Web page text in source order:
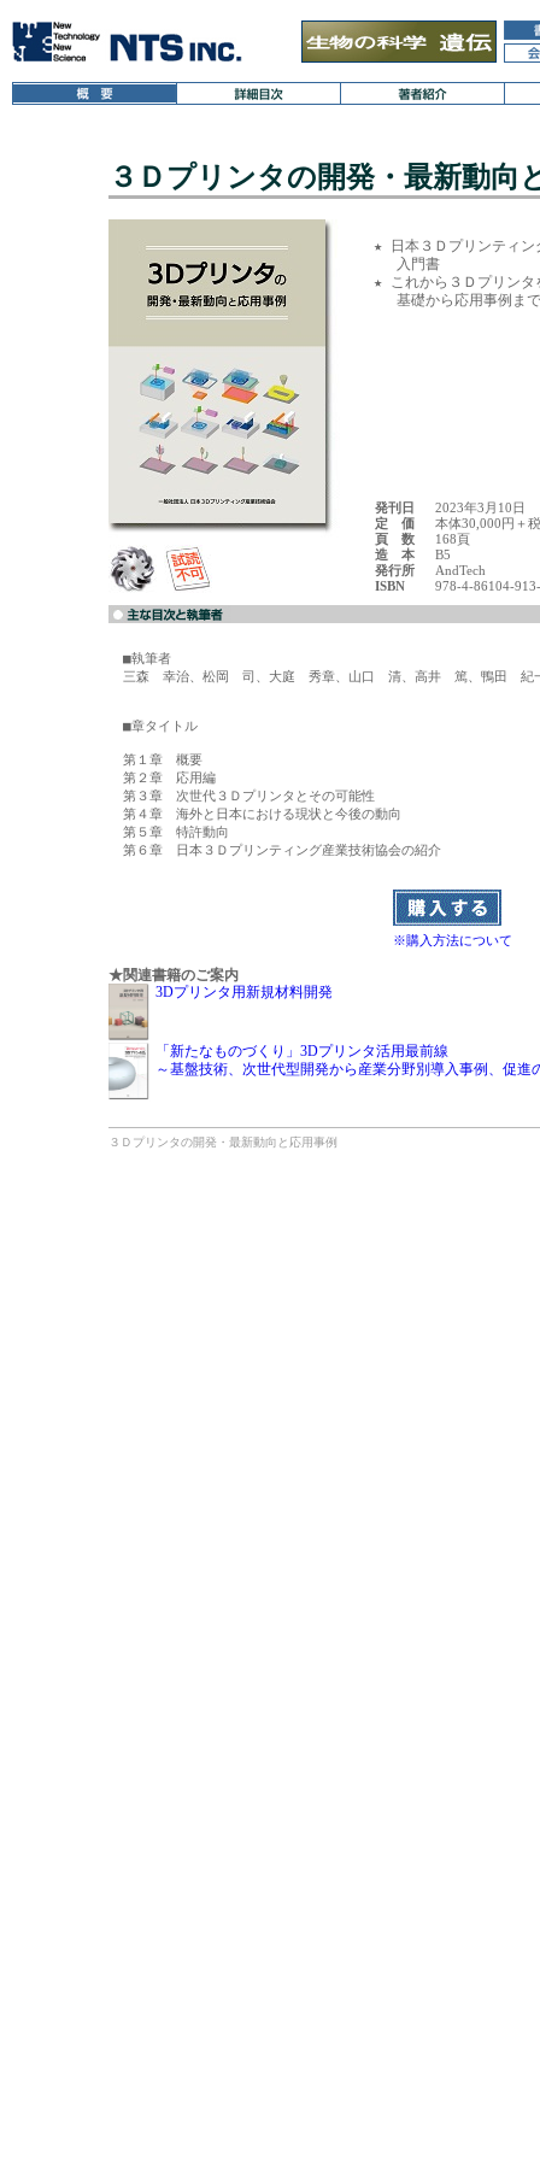
３Ｄプリンタの開発・最新動向
★ 日本３Ｄプリンティン
入門書
★ これから３Ｄプリンタ
基礎から応用事例まで
発刊日
2023年3月10日
定 価
本体30,000円＋税
頁 数
168頁
造 本
B5
発行所
AndTech
ISBN
978-4-86104-
■執筆者
三森　幸治、松岡　司、大庭　秀章、山口　清、高井　篤、鴨田　
■章タイトル
第１章　概要
第２章　応用編
第３章　次世代３Ｄプリンタとその可能性
第４章　海外と日本における現状と今後の動向
第５章　特許動向
第６章　日本３Ｄプリンティング産業技術協会の紹介
※購入方法について
★関連書籍のご案内
3Dプリンタ用新規材料開発
「新たなものづくり」3Dプリンタ活用最前線
～基盤技術、次世代型開発から産業分野別導入事例、促進
３Ｄプリンタの開発・最新動向と応用事例